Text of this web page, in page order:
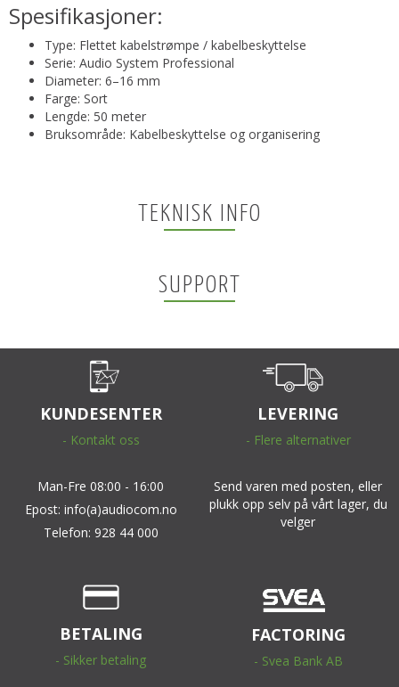
Spesifikasjoner:
Type: Flettet kabelstrømpe / kabelbeskyttelse
Serie: Audio System Professional
Diameter: 6–16 mm
Farge: Sort
Lengde: 50 meter
Bruksområde: Kabelbeskyttelse og organisering
TEKNISK INFO
SUPPORT
KUNDESENTER
- Kontakt oss
Man-Fre 08:00 - 16:00
Epost: info(a)audiocom.no
Telefon: 928 44 000
LEVERING
- Flere alternativer
Send varen med posten, eller
plukk opp selv på vårt lager, du
velger
BETALING
- Sikker betaling
FACTORING
- Svea Bank AB